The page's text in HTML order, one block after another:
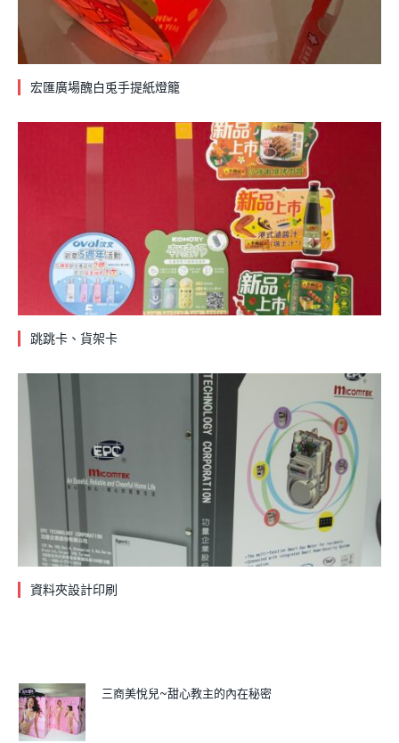
宏匯廣場醜白兎手提紙燈籠
跳跳卡、貨架卡
資料夾設計印刷
三商美悅兒~甜心教主的內在秘密